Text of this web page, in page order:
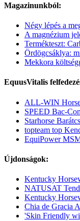
Magazinunkból:
Négy lépés a
A magnézium
Termékteszt:
Ördögcsáklya:
Mekkora
EquusVitalis
ALL-WIN
SPEED Bac-
Starhorse
topteam top
EquiPower
Újdonságok:
Kentucky
NATUSAT
Kentucky
Chia de Gracia
'Skin Friendly